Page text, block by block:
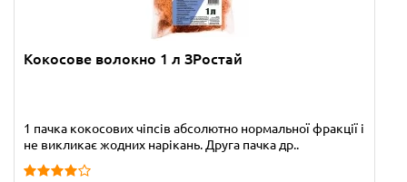
Кокосове волокно 1 л ЗРостай
1 пачка кокосових чіпсів абсолютно нормальної фракції і
не викликає жодних нарікань. Друга пачка др..